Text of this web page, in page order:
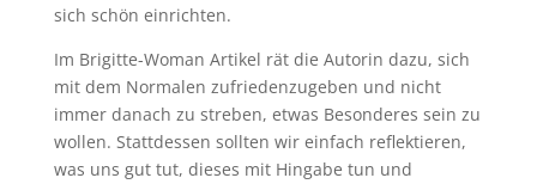
sich schön einrichten.
Im Brigitte-Woman Artikel rät die Autorin dazu, sich
mit dem Normalen zufriedenzugeben und nicht
immer danach zu streben, etwas Besonderes sein zu
wollen. Stattdessen sollten wir einfach reflektieren,
was uns gut tut, dieses mit Hingabe tun und